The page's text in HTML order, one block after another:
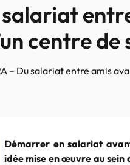
salariat
centre
– Du salariat entre amis
Démarrer en salariat
idée mise en œuvre au sein